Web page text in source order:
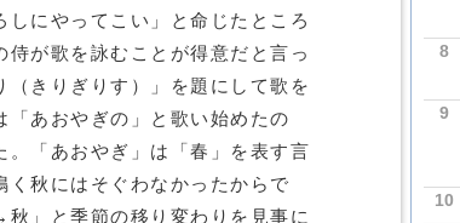
にやってこい」と命じたところ
が歌を詠むことが得意だと言っ
きりぎりす）」を題にして歌を
あおやぎの」と歌い始めたの
。「あおやぎ」は「春」を表す言
秋にはそぐわなかったからで
」と季節の移り変わりを見事に
8
9
10